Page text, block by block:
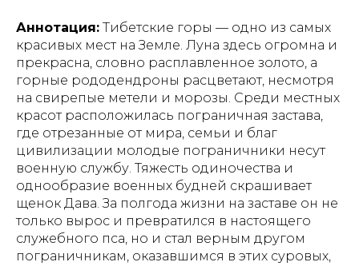
Аннотация: Тибетские горы — одно из самых
красивых мест на Земле. Луна здесь огромна и
прекрасна, словно расплавленное золото, а
горные рододендроны расцветают, несмотря
на свирепые метели и морозы. Среди местных
красот расположилась пограничная застава,
где отрезанные от мира, семьи и благ
цивилизации молодые пограничники несут
военную службу. Тяжесть одиночества и
однообразие военных будней скрашивает
щенок Дава. За полгода жизни на заставе он не
только вырос и превратился в настоящего
служебного пса, но и стал верным другом
пограничникам, оказавшимся в этих суровых,